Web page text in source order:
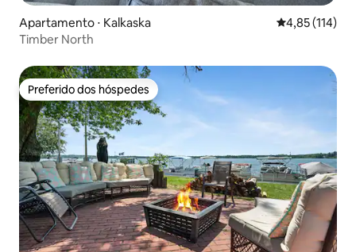
Apartamento ⋅ Kalkaska 4,85 de uma
4,85 (114)
Timber North
Preferido dos hóspedes
Preferido dos hóspedes